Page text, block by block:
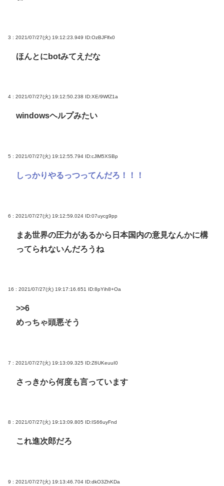
3 : 2021/07/27(火) 19:12:23.949 ID:OzBJFlfx0
ほんとにbotみてえだな
4 : 2021/07/27(火) 19:12:50.238 ID:XE/9WfZ1a
windowsヘルプみたい
5 : 2021/07/27(火) 19:12:55.794 ID:cJlM5XSBp
しっかりやるっつってんだろ！！！
6 : 2021/07/27(火) 19:12:59.024 ID:07uycg9pp
まあ世界の圧力があるから日本国内の意見なんかに構
ってられないんだろうね
16 : 2021/07/27(火) 19:17:16.651 ID:8pYih8+Oa
>>6
めっちゃ頭悪そう
7 : 2021/07/27(火) 19:13:09.325 ID:Z6UKeuuI0
さっきから何度も言っています
8 : 2021/07/27(火) 19:13:09.805 ID:IS66uyFnd
これ進次郎だろ
9 : 2021/07/27(火) 19:13:46.704 ID:dkO3ZhKDa